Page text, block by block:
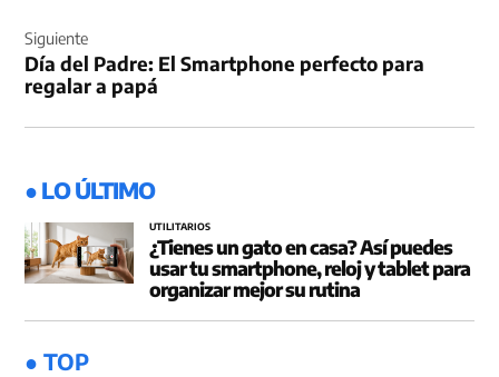
Siguiente
Día del Padre: El Smartphone perfecto para
regalar a papá
● LO ÚLTIMO
UTILITARIOS
¿Tienes un gato en casa? Así puedes
usar tu smartphone, reloj y tablet para
organizar mejor su rutina
● TOP